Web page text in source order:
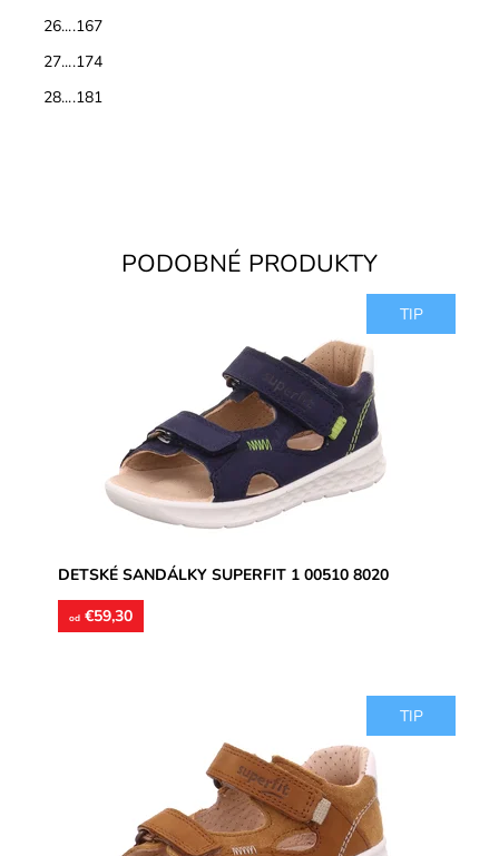
26....167
27....174
28....181
PODOBNÉ PRODUKTY
TIP
Zvršok usňová koža, vnútorné podšívky aj stielky
kožené. Sandálky vhodné na úzke a stredne široké
Skladom
Superfit
2 roky
DETSKÉ SANDÁLKY SUPERFIT 1 00510 8020
od €59,30
TIP
Zvršok usňová koža, vnútorné podšívky aj stielky
kožené. Sandálky vhodné na úzke a stredne široké
Dostupnosť:
Skladom
Superfit